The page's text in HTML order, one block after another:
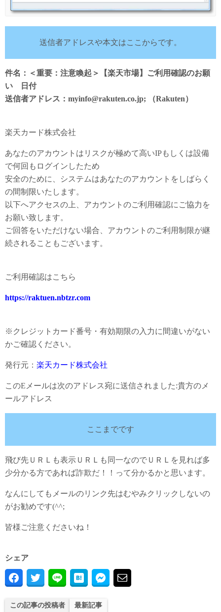
送信者アドレスや本文はここからです。
件名：＜重要：注意喚起＞【楽天市場】ご利用確認のお願
い 日付
送信者アドレス：myinfo@rakuten.co.jp; （Rakuten）
楽天カード株式会社
あなたのアカウントはリスクが極めて高いIPもしくは設備
で何回もログインしたため
安全のために、システムはあなたのアカウントをしばらく
の間制限いたします。
以下へアクセスの上、アカウントのご利用確認にご協力を
お願い致します。
ご回答をいただけない場合、アカウントのご利用制限が継
続されることもございます。
ご利用確認はこちら
https://raktuen.nbtzr.com
※クレジットカード番号・有効期限の入力に間違いがない
かご確認ください。
発行元： 楽天カード株式会社
このEメールは次のアドレス宛に送信されました:貴方のメ
ールアドレス
ここまでです
飛び先ＵＲＬも表示ＵＲＬも同一なのでＵＲＬを見れば多
少分かる方であれば詐欺だ！！って分かるかと思います。
なんにしてもメールのリンク先はむやみクリックしないの
がお勧めです(^^;
皆様ご注意くださいね！
シェア
この記事の投稿者 最新記事